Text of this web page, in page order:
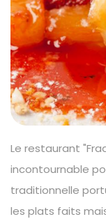
Le restaurant
incontournable
traditionnelle
les plats faits